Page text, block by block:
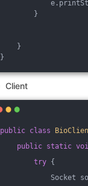
}
}
}
Client
public class
public static
try {
Socket